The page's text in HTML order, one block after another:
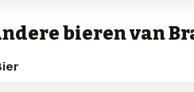
bieren van